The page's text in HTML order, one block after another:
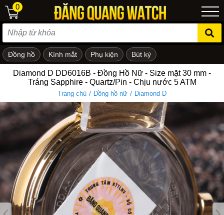
em
0
Đồng hồ Kính mắt Phụ kiện Bút ký
Diamond D DD6016B - Đồng Hồ Nữ - Size mặt 30 mm -
Tráng Sapphire - Quartz/Pin - Chịu nước 5 ATM
Trang chủ / Đồng hồ nữ / Diamond D